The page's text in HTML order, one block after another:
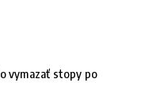
vymazať stopy po